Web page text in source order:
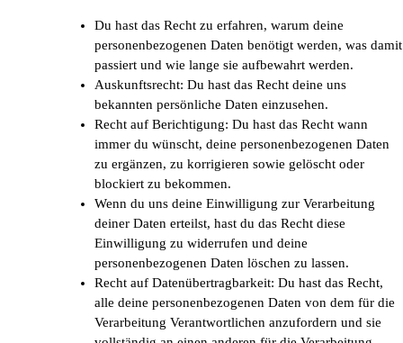
Du hast das Recht zu erfahren, warum deine
personenbezogenen Daten benötigt werden, was damit
passiert und wie lange sie aufbewahrt werden.
Auskunftsrecht: Du hast das Recht deine uns
bekannten persönliche Daten einzusehen.
Recht auf Berichtigung: Du hast das Recht wann
immer du wünscht, deine personenbezogenen Daten
zu ergänzen, zu korrigieren sowie gelöscht oder
blockiert zu bekommen.
Wenn du uns deine Einwilligung zur Verarbeitung
deiner Daten erteilst, hast du das Recht diese
Einwilligung zu widerrufen und deine
personenbezogenen Daten löschen zu lassen.
Recht auf Datenübertragbarkeit: Du hast das Recht,
alle deine personenbezogenen Daten von dem für die
Verarbeitung Verantwortlichen anzufordern und sie